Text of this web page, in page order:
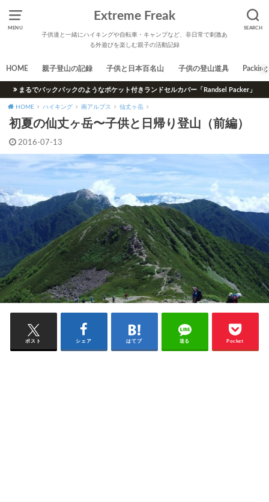
MENU SEARCH
Extreme Freak
子供達と一緒にハイキングや自転車・キャンプなど、非日常で刺激あ
る外遊びを楽しむ親子の活動記録
HOME 親子登山の記録 子供と日本百名山 子供の登山道具 Packing
まるでバックパックのようなポケット付きランドセルカバー「Randsel Packer」
HOME ハイキング 南アルプス 仙丈ヶ岳
初夏の仙丈ヶ岳〜子供と日帰り登山（前編）
2016-07-13
ポスト シェア はてブ 送る Pocket